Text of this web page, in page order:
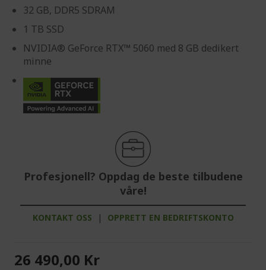
32 GB, DDR5 SDRAM
1 TB SSD
NVIDIA® GeForce RTX™ 5060 med 8 GB dedikert
minne
Profesjonell? Oppdag de beste tilbudene
våre!
KONTAKT OSS | OPPRETT EN BEDRIFTSKONTO
26 490,00 Kr